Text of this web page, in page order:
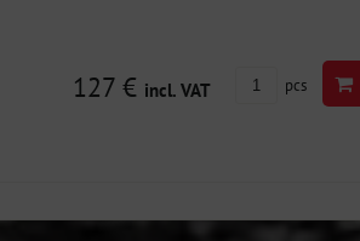
127 € incl. VAT pcs